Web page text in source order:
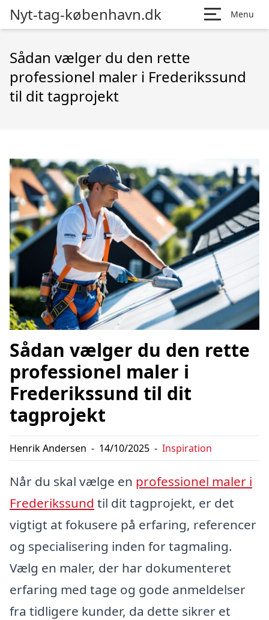
Nyt-tag-københavn.dk Menu
Sådan vælger du den rette
professionel maler i Frederikssund
til dit tagprojekt
Sådan vælger du den rette
professionel maler i
Frederikssund til dit
tagprojekt
Henrik Andersen - 14/10/2025 - Inspiration
Når du skal vælge en professionel maler i
Frederikssund til dit tagprojekt, er det
vigtigt at fokusere på erfaring, referencer
og specialisering inden for tagmaling.
Vælg en maler, der har dokumenteret
erfaring med tage og gode anmeldelser
fra tidligere kunder, da dette sikrer et